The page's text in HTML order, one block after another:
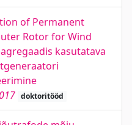
of Permanent
Rotor for Wind
kasutatava
doktoritööd